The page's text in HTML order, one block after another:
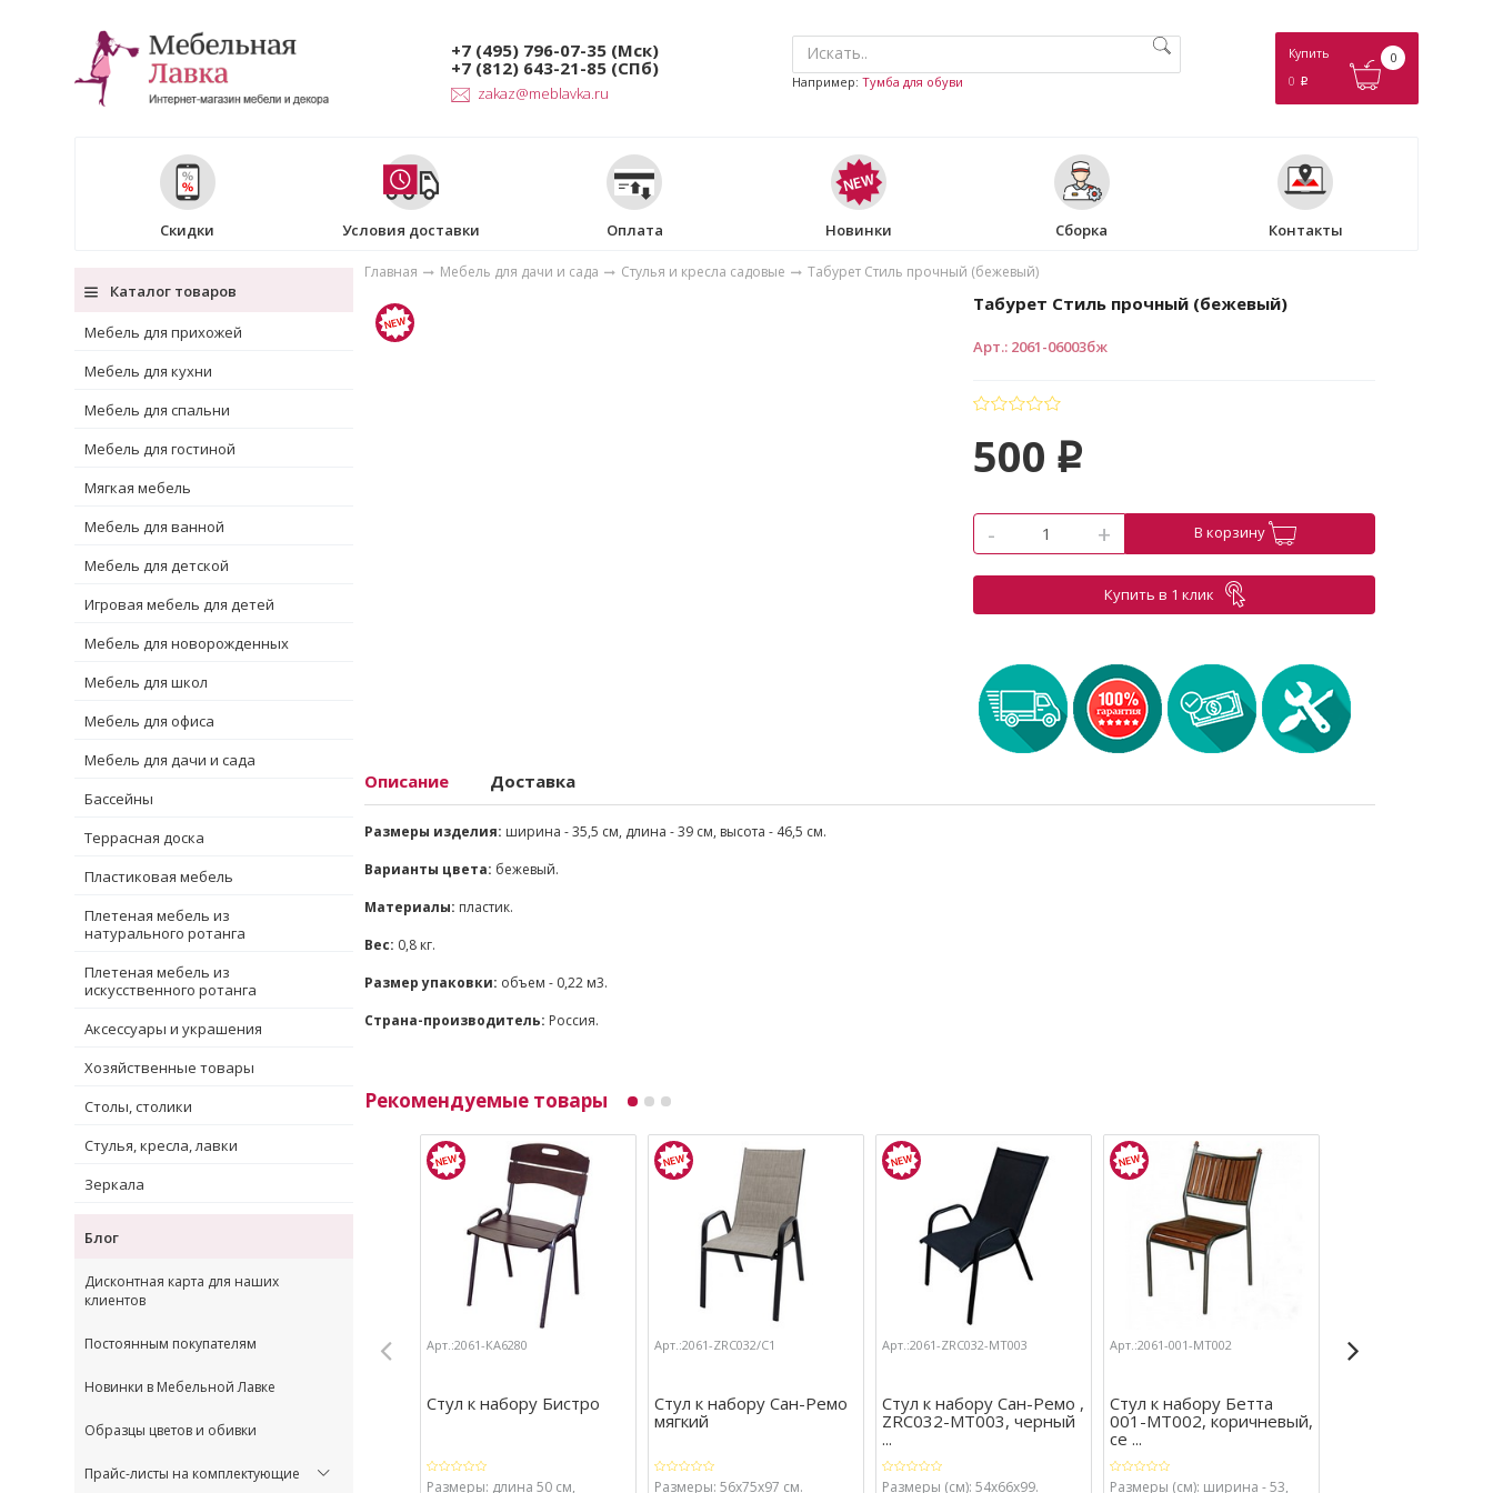
+7 (495) 796-07-35 (Мск)
+7 (812) 643-21-85 (СПб)
zakaz@meblavka.ru
Например: Тумба для обуви
Купить
0 p
0
Скидки Условия доставки Оплата Новинки Сборка Контакты
Каталог товаров
Мебель для прихожей
Мебель для кухни
Мебель для спальни
Мебель для гостиной
Мягкая мебель
Мебель для ванной
Мебель для детской
Игровая мебель для детей
Мебель для новорожденных
Мебель для школ
Мебель для офиса
Мебель для дачи и сада
Бассейны
Террасная доска
Пластиковая мебель
Плетеная мебель из
натурального ротанга
Плетеная мебель из
искусственного ротанга
Аксессуары и украшения
Хозяйственные товары
Столы, столики
Стулья, кресла, лавки
Зеркала
Блог
Дисконтная карта для наших
клиентов
Постоянным покупателям
Новинки в Мебельной Лавке
Образцы цветов и обивки
Прайс-листы на комплектующие
Главная Мебель для дачи и сада Стулья и кресла садовые Табурет Стиль прочный (бежевый)
Табурет Стиль прочный (бежевый)
Арт.: 2061-06003бж
500 p
- + В корзину
Купить в 1 клик
Описание Доставка
Размеры изделия: ширина - 35,5 см, длина - 39 см, высота - 46,5 см.
Варианты цвета: бежевый.
Материалы: пластик.
Вес: 0,8 кг.
Размер упаковки: объем - 0,22 м3.
Страна-производитель: Россия.
Рекомендуемые товары
Арт.:2061-КА6280
Стул к набору Бистро
Размеры: длина 50 см,
Арт.:2061-ZRC032/С1
Стул к набору Сан-Ремо
мягкий
Размеры: 56х75х97 см.
Арт.:2061-ZRC032-МТ003
Стул к набору Сан-Ремо ,
ZRC032-МТ003, черный
...
Размеры (см): 54х66х99.
Арт.:2061-001-МТ002
Стул к набору Бетта
001-МТ002, коричневый,
се ...
Размеры (см): ширина - 53,
Арт.:2061-с945/А7/1